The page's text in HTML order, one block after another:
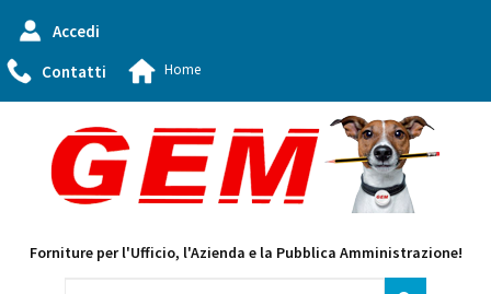
Accedi
Contatti
Home
Forniture per l'Ufficio, l'Azienda e la Pubblica Amministrazione!